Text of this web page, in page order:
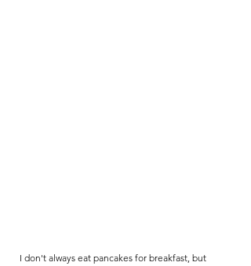
I don't always eat pancakes for breakfast, but